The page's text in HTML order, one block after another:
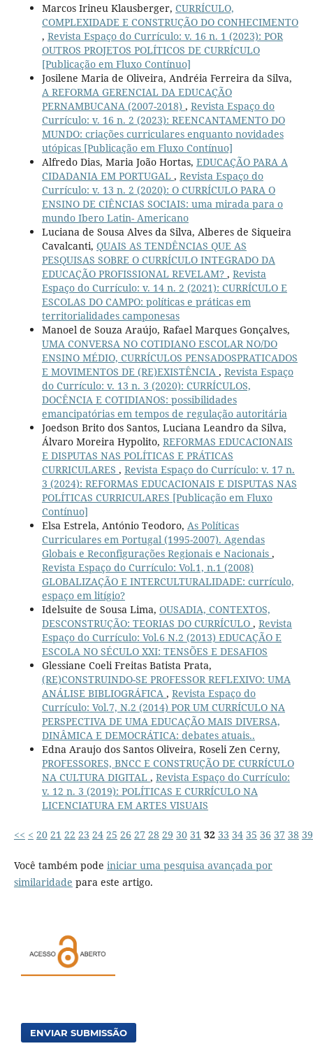
Marcos Irineu Klausberger, CURRÍCULO,
COMPLEXIDADE E CONSTRUÇÃO DO CONHECIMENTO
, Revista Espaço do Currículo: v. 16 n. 1 (2023): POR
OUTROS PROJETOS POLÍTICOS DE CURRÍCULO
[Publicação em Fluxo Contínuo]
Josilene Maria de Oliveira, Andréia Ferreira da Silva,
A REFORMA GERENCIAL DA EDUCAÇÃO
PERNAMBUCANA (2007-2018) , Revista Espaço do
Currículo: v. 16 n. 2 (2023): REENCANTAMENTO DO
MUNDO: criações curriculares enquanto novidades
utópicas [Publicação em Fluxo Contínuo]
Alfredo Dias, Maria João Hortas, EDUCAÇÃO PARA A
CIDADANIA EM PORTUGAL , Revista Espaço do
Currículo: v. 13 n. 2 (2020): O CURRÍCULO PARA O
ENSINO DE CIÊNCIAS SOCIAIS: uma mirada para o
mundo Ibero Latin- Americano
Luciana de Sousa Alves da Silva, Alberes de Siqueira
Cavalcanti, QUAIS AS TENDÊNCIAS QUE AS
PESQUISAS SOBRE O CURRÍCULO INTEGRADO DA
EDUCAÇÃO PROFISSIONAL REVELAM? , Revista
Espaço do Currículo: v. 14 n. 2 (2021): CURRÍCULO E
ESCOLAS DO CAMPO: políticas e práticas em
territorialidades camponesas
Manoel de Souza Araújo, Rafael Marques Gonçalves,
UMA CONVERSA NO COTIDIANO ESCOLAR NO/DO
ENSINO MÉDIO, CURRÍCULOS PENSADOSPRATICADOS
E MOVIMENTOS DE (RE)EXISTÊNCIA , Revista Espaço
do Currículo: v. 13 n. 3 (2020): CURRÍCULOS,
DOCÊNCIA E COTIDIANOS: possibilidades
emancipatórias em tempos de regulação autoritária
Joedson Brito dos Santos, Luciana Leandro da Silva,
Álvaro Moreira Hypolito, REFORMAS EDUCACIONAIS
E DISPUTAS NAS POLÍTICAS E PRÁTICAS
CURRICULARES , Revista Espaço do Currículo: v. 17 n.
3 (2024): REFORMAS EDUCACIONAIS E DISPUTAS NAS
POLÍTICAS CURRICULARES [Publicação em Fluxo
Contínuo]
Elsa Estrela, António Teodoro, As Políticas
Curriculares em Portugal (1995-2007). Agendas
Globais e Reconfigurações Regionais e Nacionais ,
Revista Espaço do Currículo: Vol.1, n.1 (2008)
GLOBALIZAÇÃO E INTERCULTURALIDADE: currículo,
espaço em litígio?
Idelsuite de Sousa Lima, OUSADIA, CONTEXTOS,
DESCONSTRUÇÃO: TEORIAS DO CURRÍCULO , Revista
Espaço do Currículo: Vol.6 N.2 (2013) EDUCAÇÃO E
ESCOLA NO SÉCULO XXI: TENSÕES E DESAFIOS
Glessiane Coeli Freitas Batista Prata,
(RE)CONSTRUINDO-SE PROFESSOR REFLEXIVO: UMA
ANÁLISE BIBLIOGRÁFICA , Revista Espaço do
Currículo: Vol.7, N.2 (2014) POR UM CURRÍCULO NA
PERSPECTIVA DE UMA EDUCAÇÃO MAIS DIVERSA,
DINÂMICA E DEMOCRÁTICA: debates atuais..
Edna Araujo dos Santos Oliveira, Roseli Zen Cerny,
PROFESSORES, BNCC E CONSTRUÇÃO DE CURRÍCULO
NA CULTURA DIGITAL , Revista Espaço do Currículo:
v. 12 n. 3 (2019): POLÍTICAS E CURRÍCULO NA
LICENCIATURA EM ARTES VISUAIS
<< < 20 21 22 23 24 25 26 27 28 29 30 31 32 33 34 35 36 37 38 39
Você também pode iniciar uma pesquisa avançada por
similaridade para este artigo.
ENVIAR SUBMISSÃO